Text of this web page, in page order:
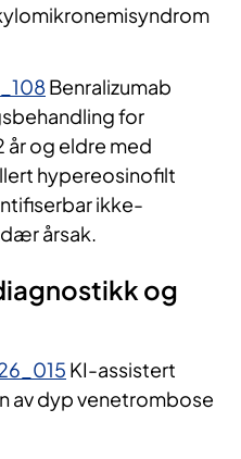
Benralizumab
for
år og eldre med
hypereosinofilt
ikke-
årsak.
og
KI-assistert
av dyp venetrombose